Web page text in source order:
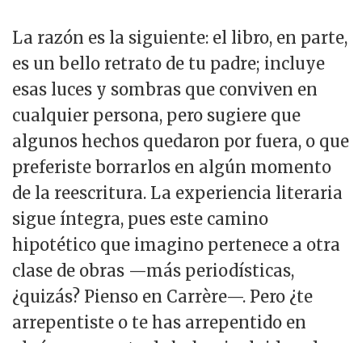
La razón es la siguiente: el libro, en parte,
es un bello retrato de tu padre; incluye
esas luces y sombras que conviven en
cualquier persona, pero sugiere que
algunos hechos quedaron por fuera, o que
preferiste borrarlos en algún momento
de la reescritura. La experiencia literaria
sigue íntegra, pues este camino
hipotético que imagino pertenece a otra
clase de obras —más periodísticas,
¿quizás? Pienso en Carrère—. Pero ¿te
arrepentiste o te has arrepentido en